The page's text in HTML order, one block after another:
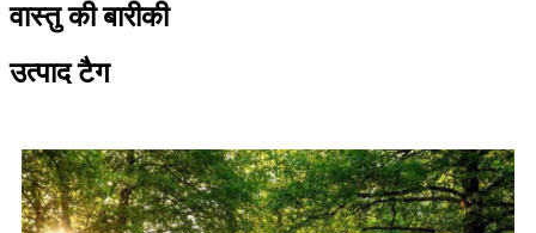
वास्तु की बारीकी
उत्पाद टैग